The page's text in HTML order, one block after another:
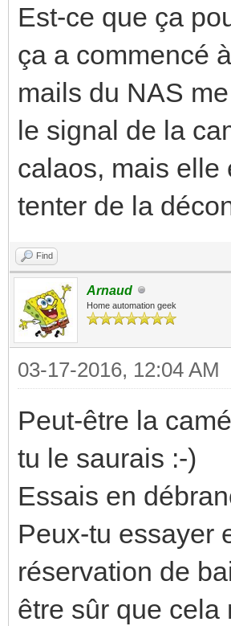
Est-ce que ça
ça a commencé
mails du NAS
le signal de la
calaos, mais elle
tenter de la
Find
Arnaud
Home automation geek
03-17-2016, 12:04 AM
Peut-être la
tu le saurais :-)
Essais en
Peux-tu essayer
réservation de
être sûr que cela